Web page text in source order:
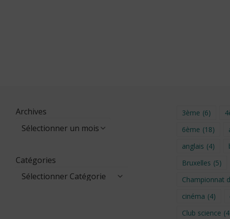
Archives
Catégories
3ème (6)
6ème (18)
anglais (4)
Bruxelles (5)
Championnat
cinéma (4)
Club science